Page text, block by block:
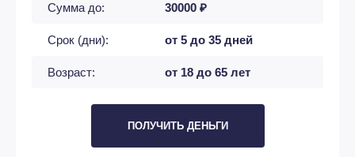
Сумма до: 30000 ₽
Срок (дни): от 5 до 35 дней
Возраст: от 18 до 65 лет
ПОЛУЧИТЬ ДЕНЬГИ